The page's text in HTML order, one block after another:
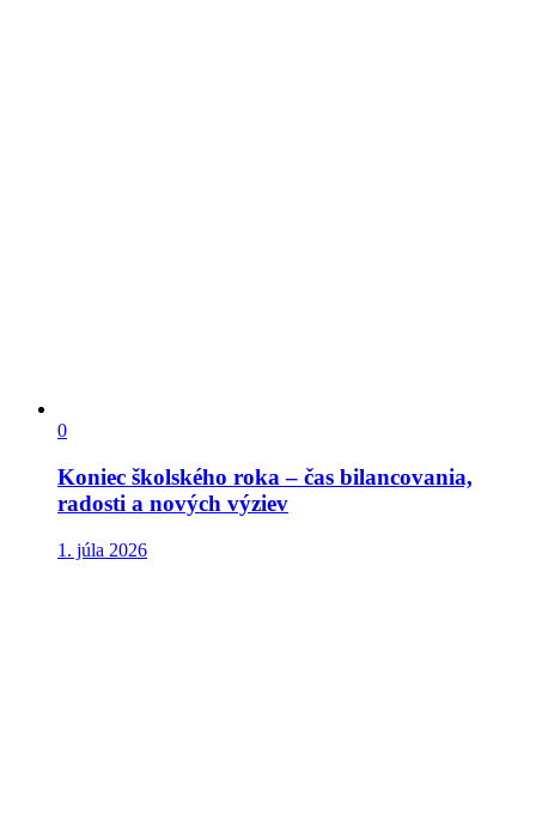
0
Koniec školského roka – čas bilancovania,
radosti a nových výziev
1. júla 2026